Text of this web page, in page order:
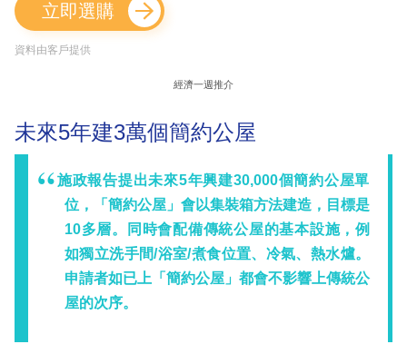
立即選購
資料由客戶提供
經濟一週推介
未來5年建3萬個簡約公屋
施政報告提出未來5年興建30,000個簡約公屋單
位，「簡約公屋」會以集裝箱方法建造，目標是
10多層。同時會配備傳統公屋的基本設施，例
如獨立洗手間/浴室/煮食位置、冷氣、熱水爐。
申請者如已上「簡約公屋」都會不影響上傳統公
屋的次序。